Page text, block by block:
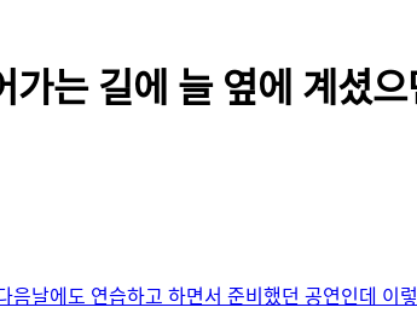
는 길에 늘 옆에 계셨
날에도 연습하고 하면서 준비했던 공연인데 이